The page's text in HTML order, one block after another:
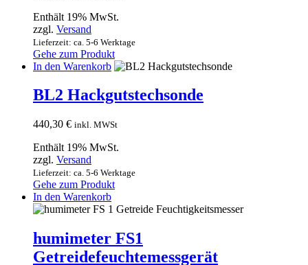
Enthält 19% MwSt.
zzgl. Versand
Lieferzeit: ca. 5-6 Werktage
Gehe zum Produkt
In den Warenkorb
BL2 Hackgutstechsonde
440,30 € inkl. MWSt
Enthält 19% MwSt.
zzgl. Versand
Lieferzeit: ca. 5-6 Werktage
Gehe zum Produkt
In den Warenkorb
humimeter FS1
Getreidefeuchtemessgerät